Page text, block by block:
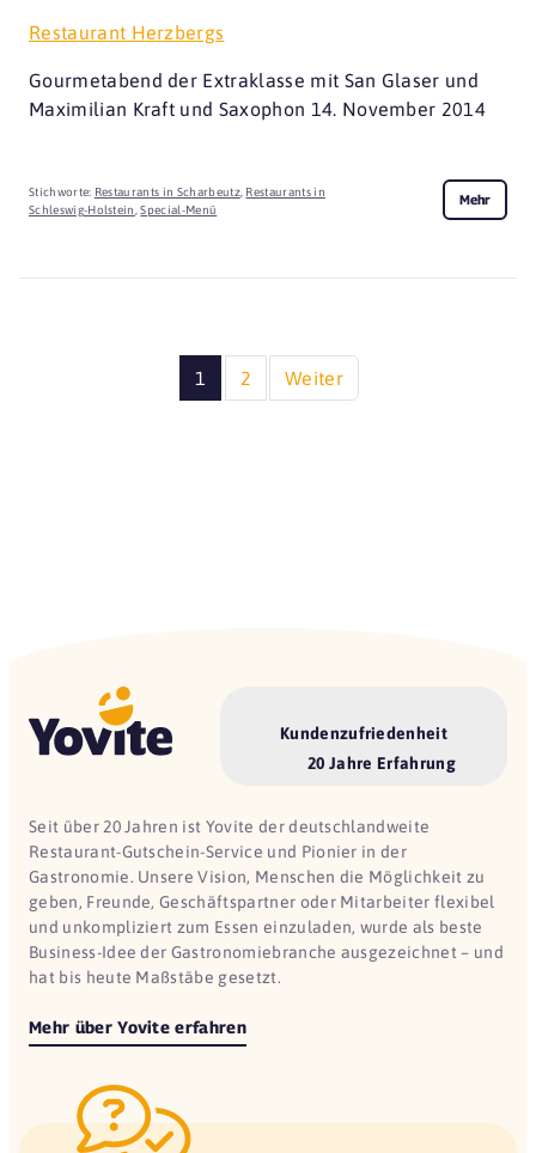
Restaurant Herzbergs
Gourmetabend der Extraklasse mit San Glaser und
Maximilian Kraft und Saxophon 14. November 2014
Stichworte: Restaurants in Scharbeutz, Restaurants in
Schleswig-Holstein ,Special-Menü
Mehr
1 2 Weiter
Kundenzufriedenheit
20 Jahre Erfahrung
Seit über 20 Jahren ist Yovite der deutschlandweite
Restaurant-Gutschein-Service und Pionier in der
Gastronomie. Unsere Vision, Menschen die Möglichkeit zu
geben, Freunde, Geschäftspartner oder Mitarbeiter flexibel
und unkompliziert zum Essen einzuladen, wurde als beste
Business-Idee der Gastronomiebranche ausgezeichnet – und
hat bis heute Maßstäbe gesetzt.
Mehr über Yovite erfahren